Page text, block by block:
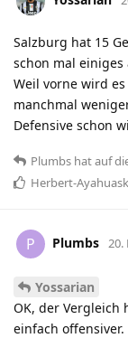
Salzburg hat 15
schon mal
Weil vorne wird
manchmal
Defensive schon
Plumbs hatauf
Herbert-
P Plumbs 20.
Yossarian
OK, der Vergleich
einfach